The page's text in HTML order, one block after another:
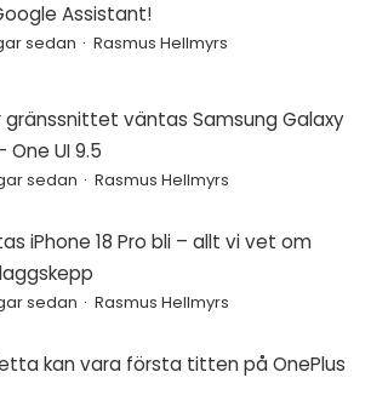
Assistant!
sedan Rasmus Hellmyrs
gränssnittet väntas Samsung Galaxy
One UI 9.5
sedan Rasmus Hellmyrs
iPhone 18 Pro bli – allt vi vet om
sedan Rasmus Hellmyrs
kan vara första titten på OnePlus